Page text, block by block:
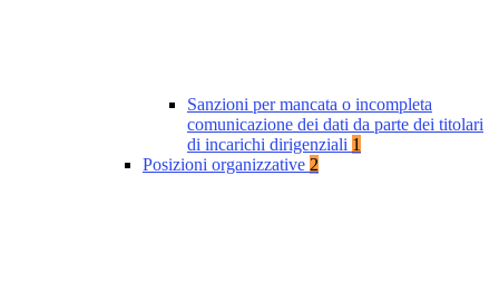
Sanzioni per mancata o incompleta
comunicazione dei dati da parte dei titolari
di incarichi dirigenziali 1
Posizioni organizzative 2